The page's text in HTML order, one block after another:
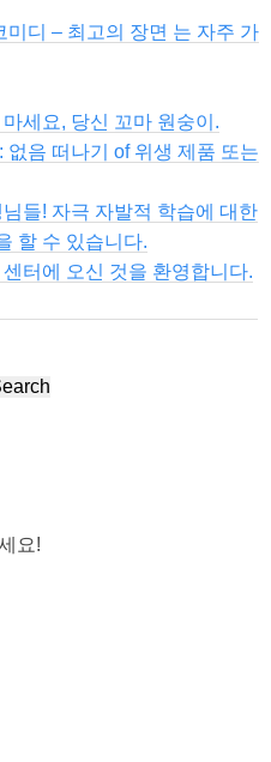
미디 – 최고의 장면 는 자주 가
세요, 당신 꼬마 원숭이.
없음 떠나기 of 위생 제품 또는
들! 자극 자발적 학습에 대한
할 수 있습니다.
터에 오신 것을 환영합니다.
요!